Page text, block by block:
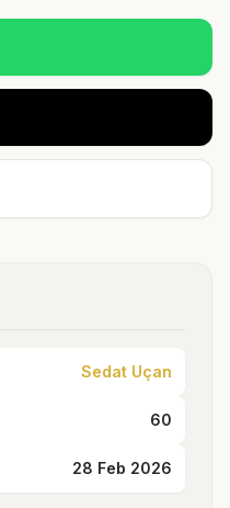
Sedat Uçan
60
28 Feb 2026